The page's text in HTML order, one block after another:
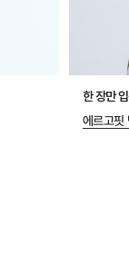
한 장만
에르고핏